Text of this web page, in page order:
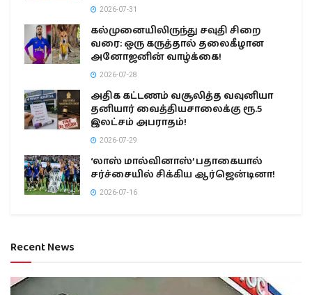
2026-07-31
கல்முனையிலிருந்து சவுதி சிறை
வரை: ஒரு கருத்தால் தலைகீழான
அனோஜனின் வாழ்க்கை!
2026-07-28
அதிக கட்டணம் வசூலித்த வவுனியா
தனியார் வைத்தியசாலைக்கு ரூ.5
இலட்சம் அபராதம்!
2026-07-29
‘லாஸ் மால்வினாஸ்’ பதாகையால்
சர்ச்சையில் சிக்கிய ஆர்ஜென்டினா!
2026-07-16
Recent News